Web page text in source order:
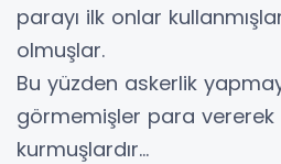
parayı ilk onlar
olmuşlar.
Bu yüzden askerlik
görmemişler para
kurmuşlardır…